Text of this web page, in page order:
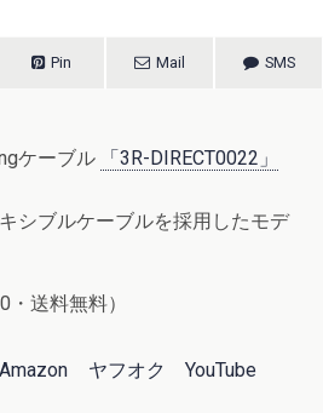
Pin Mail SMS
ケーブル
「3R-DIRECT0022」
シブルケーブルを採用したモデ
送料無料）
Amazon ヤフオク YouTube